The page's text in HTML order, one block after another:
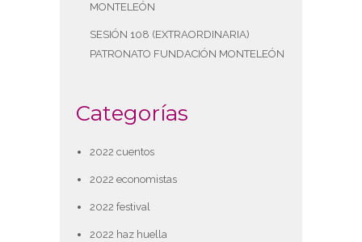
MONTELEÓN
SESIÓN 108 (EXTRAORDINARIA)
PATRONATO FUNDACIÓN MONTELEÓN
Categorías
2022 cuentos
2022 economistas
2022 festival
2022 haz huella